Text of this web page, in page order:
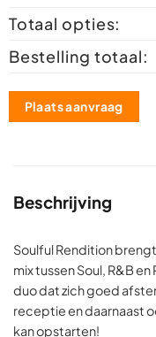
Totaal opties:
Bestelling totaal:
Plaats aanvraag
Beschrijving
Soulful Rendition
mix tussen Soul, R&B
duo dat zich goed
receptie en daarnaast
kan opstarten!